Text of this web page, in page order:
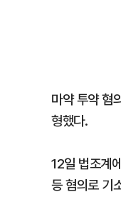
마약 투약 혐
형했다.
12일 법조계
등 혐의로 기